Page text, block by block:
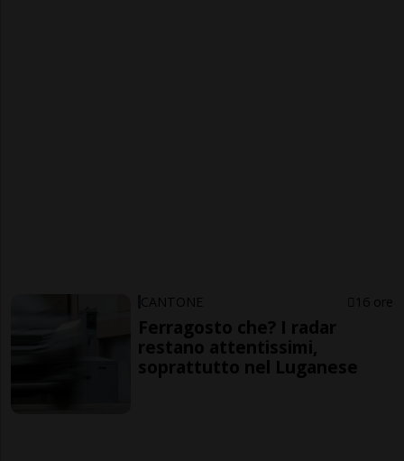
CANTONE 16 ore
Ferragosto che? I radar
restano attentissimi,
soprattutto nel Luganese